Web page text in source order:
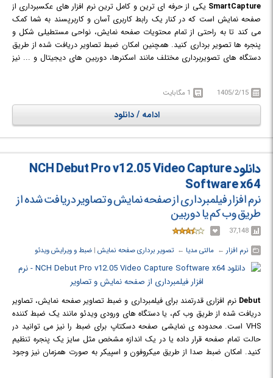
SmartCapture یکی از حرفه ای ترین و کامل ترین نرم افزار های عکسبرداری از
صفحه نمایش است که در کنار یک رابط کاربری آسان و کاربرپسند به شما کمک
می کند تا به راحتی از تمام محتویات صفحه نمایش، نواحی مستطیلی شکل و
پنجره ها تصویر برداری کنید. همچنین امکان ضبط تصاویر دریافت شده از طریق
دستگاه های تصویربرداری مختلف مانند اسکنرها، دوربین های دیجیتال و ... نیز
امکان چاپ، ذخیره و کپی تصاویر گرفته شده در کلیپ بورد یا ارسال آن ها از
طریق ایمیل نیز وجود دارد. SmartCapture از تمام فرمت های اصلی فایل
پشتیبانی کرده و شامل مجموعه ای از ابزار های ویرایشی برای تغییر اندازه،
چرخش و ... نیز است. جهت سفارشی سازی تمام این اقدامات براساس نیازهای
1405/2/15 1 مگابایت
ادامه / دانلود
دانلود NCH Debut Pro v12.05 Video Capture
Software x64
نرم افزار فیلمبرداری از صفحه نمایش و تصاویر دریافت شده از
طریق وب کم یا دوربین
37,148
نرم افزار ← ‏ مالتی مدیا ← ‏تصویر برداری صفحه نمایش ‏| ضبط و ویرایش ویدئو
Debut نرم افزاری قدرتمند برای فیلمبرداری و ضبط تصاویر صفحه نمایش، تصاویر
دریافت شده از طریق وب کم، یا دستگاه های ورودی ویدئو مانند یک ضبط کننده
VHS است. محدوده ی نمایشی صفحه دسکتاپ برای ضبط را نیز می توانید در
حالت تمام صفحه قرار داده یا در یک اندازه مشخص مثل سایز یک پنجره تنظیم
کنید. امکان ضبط صدا از طریق میکروفون و اسپیکر به صورت همزمان نیز وجود